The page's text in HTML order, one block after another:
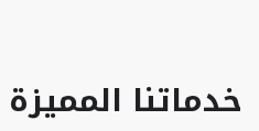
خدماتنا المميزة